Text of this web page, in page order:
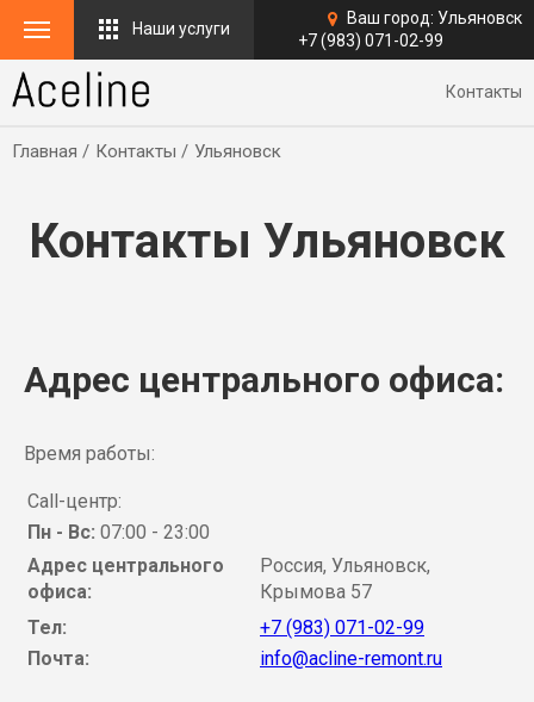
Наши услуги
Ваш город: Ульяновск
+7 (983) 071-02-99
Контакты
Главная Контакты Ульяновск
Контакты Ульяновск
Адрес центрального офиса:
Время работы:
Call-центр:
Пн - Вс: 07:00 - 23:00
Адрес центрального
офиса:
Россия, Ульяновск,
Крымова 57
Тел:
+7 (983) 071-02-99
Почта:
info@acline-remont.ru